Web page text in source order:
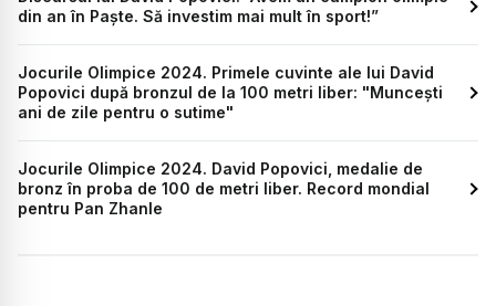
din an în Paște. Să investim mai mult în sport!”
Jocurile Olimpice 2024. Primele cuvinte ale lui David
Popovici după bronzul de la 100 metri liber: "Muncești
ani de zile pentru o sutime"
Jocurile Olimpice 2024. David Popovici, medalie de
bronz în proba de 100 de metri liber. Record mondial
pentru Pan Zhanle